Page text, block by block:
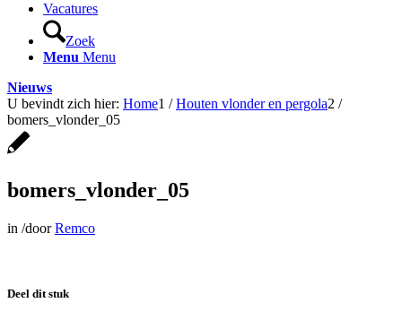
Vacatures
Zoek
Menu Menu
Nieuws
U bevindt zich hier: Home1 / Houten vlonder en pergola2 /
bomers_vlonder_05
bomers_vlonder_05
in /doorRemco
Deel dit stuk